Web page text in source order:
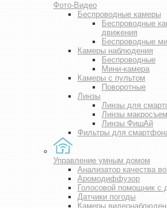
Фото-Видео
Беспроводные камеры
Беспроводные
движения
Беспроводные
Камеры наблюдения
Беспроводные
Мини-камера
Камеры с пультом
Поворотные
Линзы
Линзы для
Линзы
Линзы ФишАй
Фильтры для
Управление умным домом
Анализатор качества
Аромодиффузор
Голосовой помощник с
Датчики погоды
Камеры